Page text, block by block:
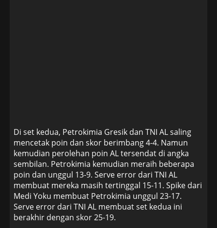
Di set kedua, Petrokimia Gresik dan TNI AL saling
mencetak poin dan skor berimbang 4-4. Namun
kemudian perolehan poin AL tersendat di angka
sembilan. Petrokimia kemudian meraih beberapa
poin dan unggul 13-9. Serve error dari TNI AL
membuat mereka masih tertinggal 15-11. Spike dari
Medi Yoku membuat Petrokimia unggul 23-17.
Serve error dari TNI AL membuat set kedua ini
berakhir dengan skor 25-19.